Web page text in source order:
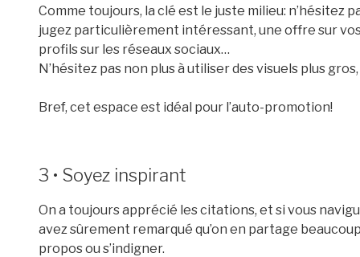
Comme toujours, la clé est le juste milieu: n’hésitez
jugez particulièrement intéressant, une offre sur
profils sur les réseaux sociaux…
N’hésitez pas non plus à utiliser des visuels plus
Bref, cet espace est idéal pour l’auto-promotion!
3 • Soyez inspirant
On a toujours apprécié les citations, et si vous
avez sûrement remarqué qu’on en partage
propos ou s’indigner.